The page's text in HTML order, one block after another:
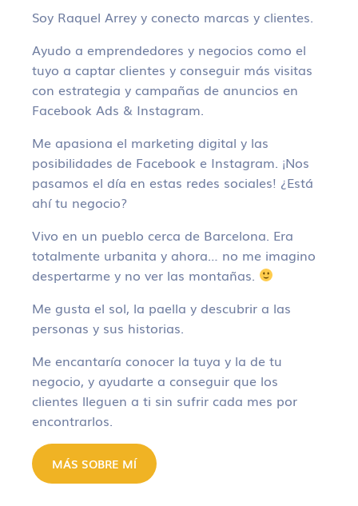
Soy Raquel Arrey y conecto marcas y clientes.
Ayudo a emprendedores y negocios como el
tuyo a captar clientes y conseguir más visitas
con estrategia y campañas de anuncios en
Facebook Ads & Instagram.
Me apasiona el marketing digital y las
posibilidades de Facebook e Instagram. ¡Nos
pasamos el día en estas redes sociales! ¿Está
ahí tu negocio?
Vivo en un pueblo cerca de Barcelona. Era
totalmente urbanita y ahora… no me imagino
despertarme y no ver las montañas.
Me gusta el sol, la paella y descubrir a las
personas y sus historias.
Me encantaría conocer la tuya y la de tu
negocio, y ayudarte a conseguir que los
clientes lleguen a ti sin sufrir cada mes por
encontrarlos.
MÁS SOBRE MÍ